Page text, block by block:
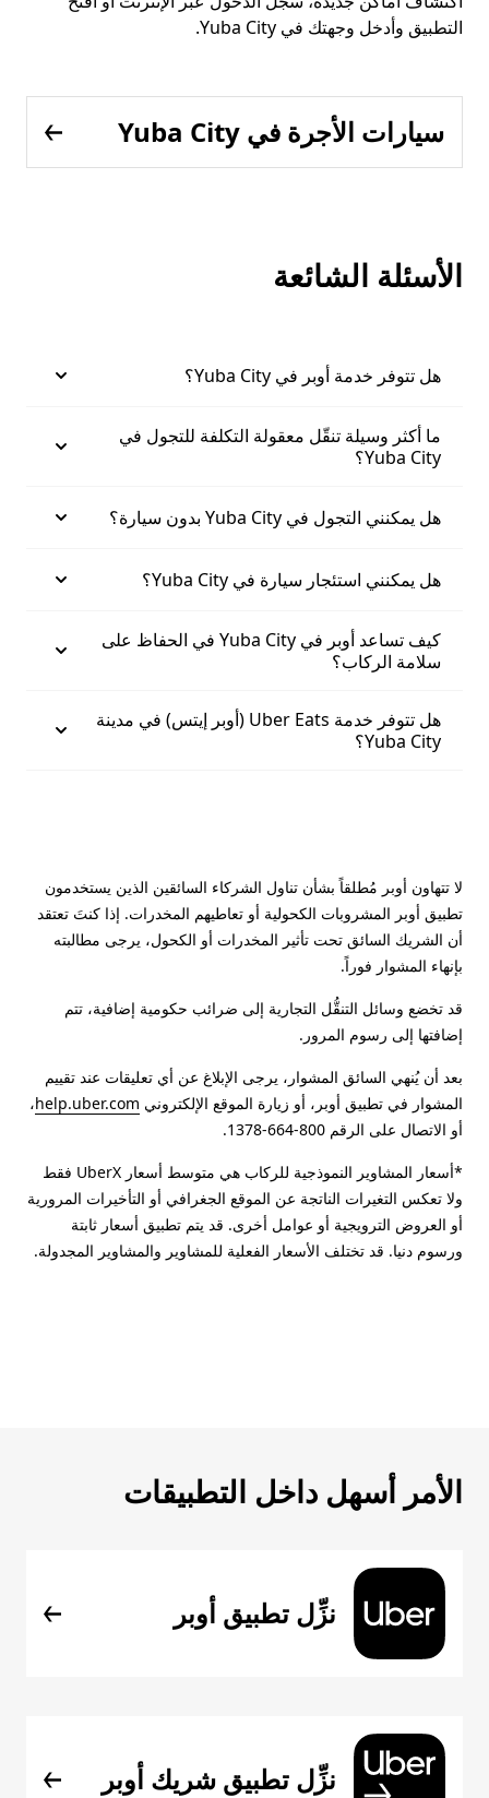
التطبيق وأدخل وجهتك في Yuba City.
سيارات الأجرة في Yuba City
الأسئلة الشائعة
هل تتوفر خدمة أوبر في Yuba City؟
ما أكثر وسيلة تنقّل معقولة التكلفة للتجول في
Yuba City؟
هل يمكنني التجول في Yuba City بدون سيارة؟
هل يمكنني استئجار سيارة في Yuba City؟
كيف تساعد أوبر في Yuba City في الحفاظ على
سلامة الركاب؟
هل تتوفر خدمة Uber Eats (أوبر إيتس) في مدينة
Yuba City؟
لا تتهاون أوبر مُطلقاً بشأن تناول الشركاء السائقين الذين يستخدمون
تطبيق أوبر المشروبات الكحولية أو تعاطيهم المخدرات. إذا كنتَ تعتقد
أن الشريك السائق تحت تأثير المخدرات أو الكحول، يرجى مطالبته
بإنهاء المشوار فوراً.
قد تخضع وسائل التنقُّل التجارية إلى ضرائب حكومية إضافية، تتم
إضافتها إلى رسوم المرور.
بعد أن يُنهي السائق المشوار، يرجى الإبلاغ عن أي تعليقات عند تقييم
المشوار في تطبيق أوبر، أو زيارة الموقع الإلكتروني help.uber.com،
أو الاتصال على الرقم 800-664-1378.
*أسعار المشاوير النموذجية للركاب هي متوسط أسعار UberX فقط
ولا تعكس التغيرات الناتجة عن الموقع الجغرافي أو التأخيرات المرورية
أو العروض الترويجية أو عوامل أخرى. قد يتم تطبيق أسعار ثابتة
ورسوم دنيا. قد تختلف الأسعار الفعلية للمشاوير والمشاوير المجدولة.
الأمر أسهل داخل التطبيقات
نزِّل تطبيق أوبر
نزِّل تطبيق شريك أوبر